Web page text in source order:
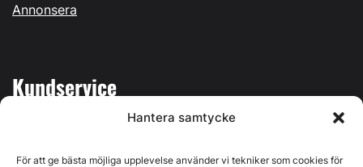
Hantera samtycke
För att ge bästa möjliga upplevelse använder vi tekniker som cookies för
Annonsera
Kundservice
Kontakta oss